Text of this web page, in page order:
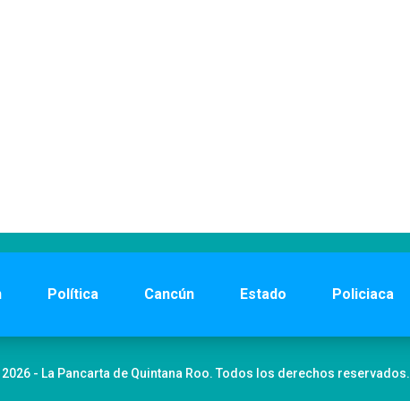
Política Cancún Estado Policiaca
- La Pancarta de Quintana Roo. Todos los derechos reservados.